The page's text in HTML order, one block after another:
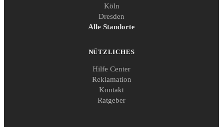
Köln
Dresden
Alle Standorte
NÜTZLICHES
Hilfe Center
Reklamation
Kontakt
Ratgeber